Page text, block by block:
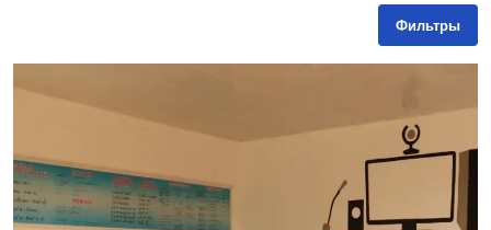
Фильтры